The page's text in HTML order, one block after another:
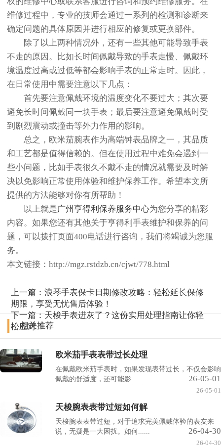
维修过程中，专业的技师会通过一系列的检测和诊断来
确定问题的具体原因并进行相应的修复或更换部件。
除了以上两种情况外，还有一些其他可能导致手表
不走的原因。比如长时间佩戴导致的手表走慢、佩戴环
境温度过高或过低等都会影响手表的正常走时。因此，
在日常使用中需要注意以下几点：
首先要注意佩戴环境的温度变化不要过大；其次要
避免长时间佩戴同一块手表；最后要注意避免佩戴时受
到剧烈震动或撞击等外力作用的影响。
总之，欧米茄腕表作为高端钟表品牌之一，其品质
和工艺都是值得信赖的。但在使用过程中难免会遇到一
些小问题，比如手表很久不戴不走的情况就需要及时解
决以免影响正常使用体验和维护保养工作。希望本文所
提供的方法能够对你有所帮助！
以上就是广州亨得利保养服务中心为您分享的精彩
内容。如果您还有其他关于亨得利手表维护和保养的问
题，可以拨打页面400电话进行咨询，我们将竭诚为您服
务。
本文链接：http://mgz.rstdzb.cn/cjwt/778.html
上一篇：浪琴手表保卡日期修改攻略：轻松延长保修
期限，享受无忧售后体验！
下一篇： 天梭手表进灰了？这份实用处理指南让你轻
松应对！
相关推荐
欧米茄手表表带过长处理
在佩戴欧米茄手表时，如果发现表带过长，不仅会影响
佩戴的舒适度，还可能影......
26-05-01
26-05-01
天梭腕表表带过短如何解
天梭腕表表带过短，对于追求完美佩戴体验的表友来
说，无疑是一大困扰。如何......
26-04-30
26-04-30